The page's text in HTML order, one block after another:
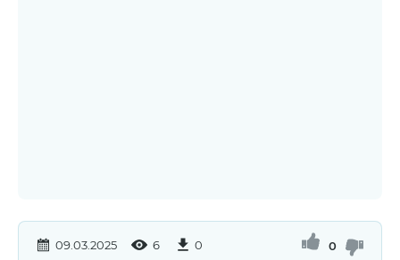
09.03.2025 6 0 0